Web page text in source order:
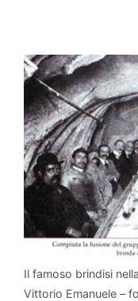
Il famoso brindisi
Vittorio Emanuele –